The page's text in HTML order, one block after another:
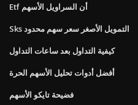
Etf أن السراويل الأسهم
Sks التمويل الأصغر سعر سهم محدود
كيفية التداول بعد ساعات التداول
أفضل أدوات تحليل الأسهم الحرة
فضيحة تايكو الأسهم